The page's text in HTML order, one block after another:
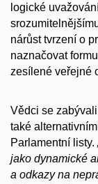
logické
nárůst tvrzení o
naznačovat
zesílené veřejné
Vědci se
také
Parlamentní listy.
jako dynamické
a odkazy na